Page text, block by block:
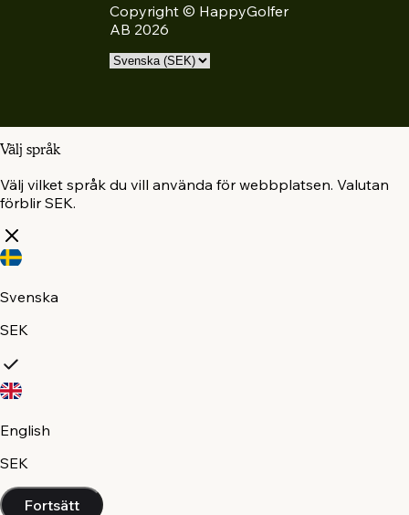
Copyright © HappyGolfer
AB 2026
Välj språk
Välj vilket språk du vill använda för webbplatsen. Valutan
förblir SEK.
Svenska
SEK
English
SEK
Fortsätt